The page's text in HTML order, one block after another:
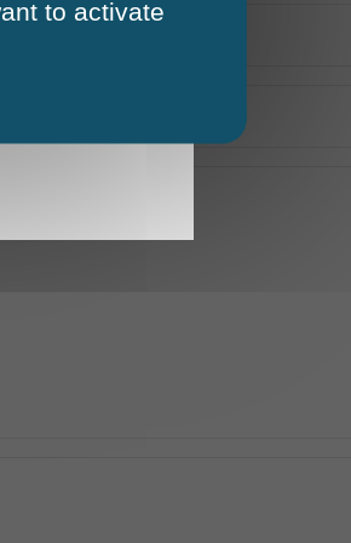
to activate